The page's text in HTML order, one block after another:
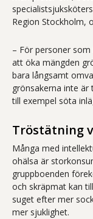
Region Stockholm,
– För personer
att öka mängden
bara långsamt
grönsakerna inte är
till exempel söta
Tröstätning
Många med
ohälsa är
gruppboenden
och skräpmat kan
suget efter mer
mer sjuklighet.